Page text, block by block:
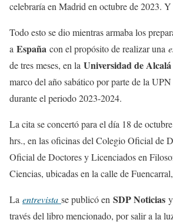
celebraría en Madrid en octubre de 2023. Y
Todo esto se dio mientras armaba los
a España con el propósito de realizar una
de tres meses, en la Universidad de
marco del año sabático por parte de la
durante el periodo 2023-2024.
La cita se concertó para el día 18 de
hrs., en las oficinas del Colegio Oficial de
Oficial de Doctores y Licenciados en
Ciencias, ubicadas en la calle de
La entrevista se publicó en SDP Noticias
través del libro mencionado, por salir a la